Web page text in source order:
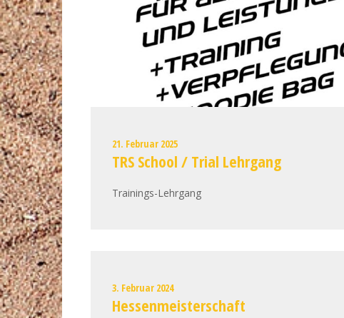
21. Februar 2025
TRS School / Trial Lehrgang
Trainings-Lehrgang
3. Februar 2024
Hessenmeisterschaft